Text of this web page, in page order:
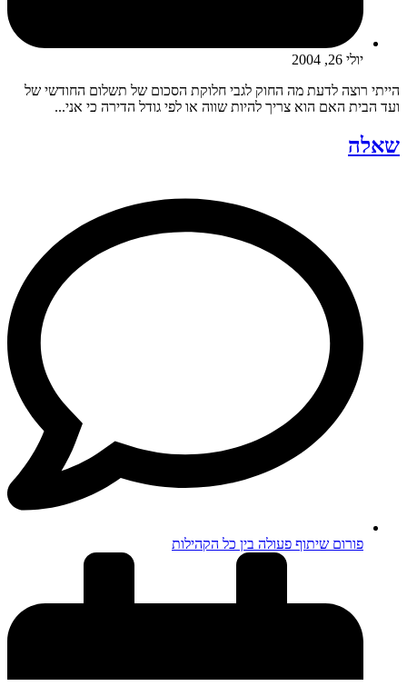
יולי 26, 2004
הייתי רוצה לדעת מה החוק לגבי חלוקת הסכום של תשלום החודשי של
ועד הבית האם הוא צריך להיות שווה או לפי גודל הדירה כי אני...
שאלה
פורום שיתוף פעולה בין כל הקהילות